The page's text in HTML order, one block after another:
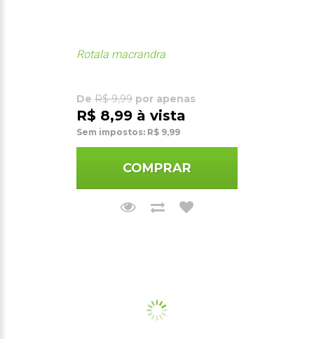
Rotala macrandra
De R$ 9,99 por apenas
R$ 8,99 à vista
Sem impostos: R$ 9,99
COMPRAR